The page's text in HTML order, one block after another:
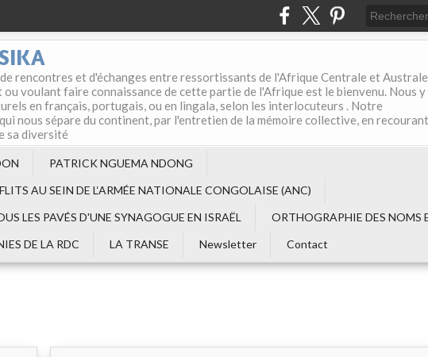
rencontres et d'échanges entre ressortissants de l'Afrique Centrale et
voulant faire connaissance de cette partie de l'Afrique est le bienvenu. Nous y
en français, portugais, ou en lingala, selon les interlocuteurs . Notre
nous sépare du continent, par l'entretien de la mémoire collective, en recourant
sa diversité
PATRICK NGUEMA NDONG
AU SEIN DE L‘ARMÉE NATIONALE CONGOLAISE (ANC)
LES PAVÉS D'UNE SYNAGOGUE EN ISRAËL
ORTHOGRAPHIE DES NOMS
DE LA RDC
LA TRANSE Newsletter Contact